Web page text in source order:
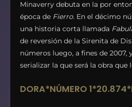
Minaverry debuta en la por
época de Fierro. En el décimo
una historia corta llamada
de reversión de la Sirenita de
números luego, a fines de 2007,
serializar la que será la obra que
DORA*NÚMERO